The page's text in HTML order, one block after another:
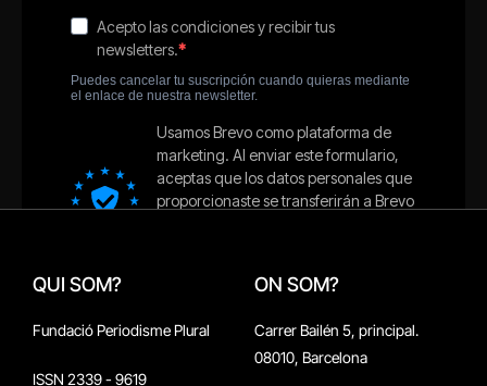
QUI SOM?
Fundació Periodisme Plural
ISSN 2339 - 9619
ON SOM?
Carrer Bailén 5, principal.
08010, Barcelona